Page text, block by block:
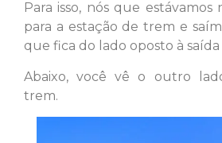
Para isso, nós que
para a estação de trem e
que fica do lado oposto à saída
Abaixo, você vê o outro
trem.